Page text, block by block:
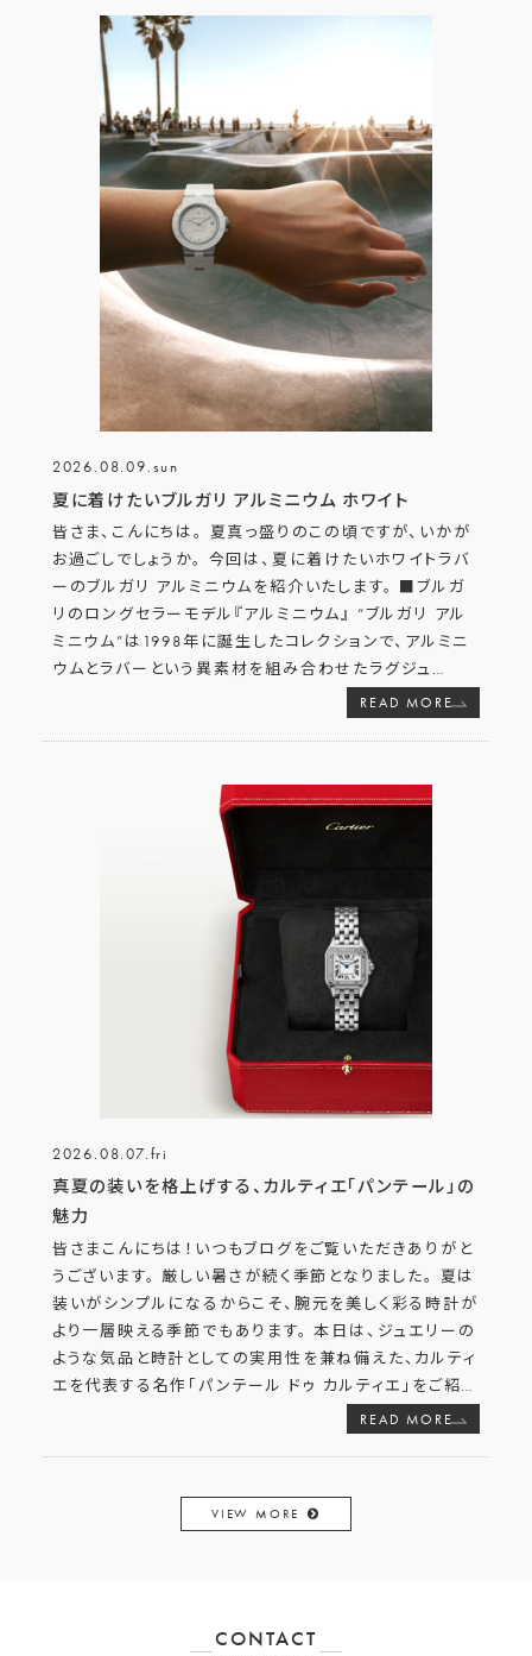
2026.08.09.sun
夏に着けたいブルガリ アルミニウム ホワイト
皆さま、こんにちは。 夏真っ盛りのこの頃ですが、いかが
お過ごしでしょうか。 今回は、夏に着けたいホワイトラバ
ーのブルガリ アルミニウムを紹介いたします。 ■ブルガ
リのロングセラーモデル『アルミニウム』 “ブルガリ アル
ミニウム”は1998年に誕生したコレクションで、アルミニ
ウムとラバーという異素材を組み合わせたラグジュ …
READ MORE
2026.08.07.fri
真夏の装いを格上げする、カルティエ「パンテール」の
魅力
皆さまこんにちは！いつもブログをご覧いただきありがと
うございます。 厳しい暑さが続く季節となりました。 夏は
装いがシンプルになるからこそ、腕元を美しく彩る時計が
より一層映える季節でもあります。 本日は、ジュエリーの
ような気品と時計としての実用性を兼ね備えた、カルティ
エを代表する名作「パンテール ドゥ カルティエ」をご紹…
READ MORE
VIEW MORE
CONTACT